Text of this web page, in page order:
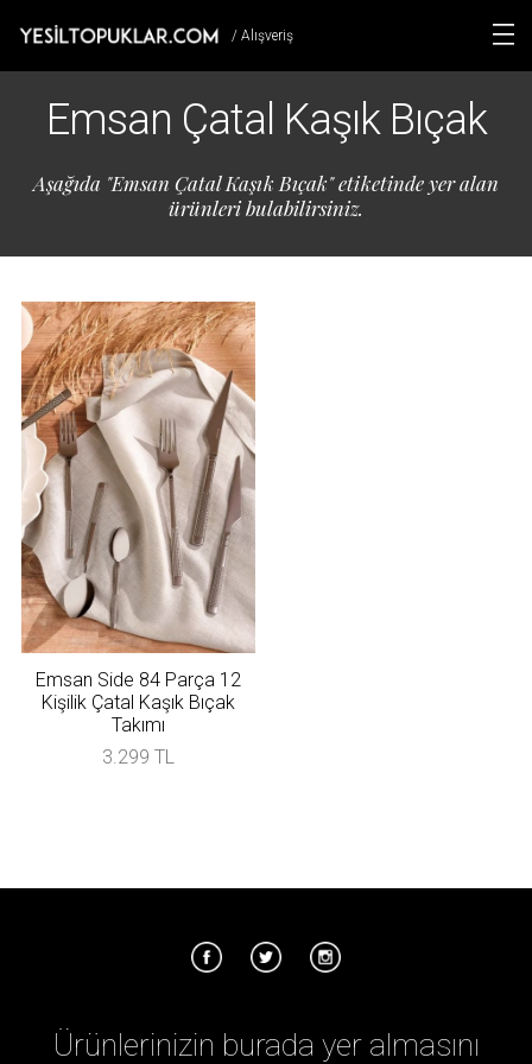
/ Alışveriş
Emsan Çatal Kaşık Bıçak
Aşağıda "Emsan Çatal Kaşık Bıçak" etiketinde yer alan
ürünleri bulabilirsiniz.
Emsan Side 84 Parça 12
Kişilik Çatal Kaşık Bıçak
Takımı
3.299 TL
Ürünlerinizin burada yer almasını